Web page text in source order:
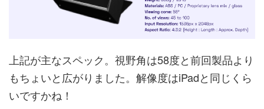
上記が主なスペック。視野角は58度と前回製品より
もちょいと広がりました。解像度はiPadと同じくら
いですかね！